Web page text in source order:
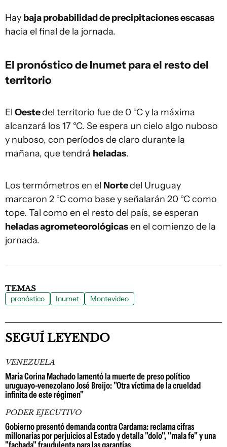
Hay baja probabilidad de precipitaciones escasas
hacia el final de la jornada.
El pronóstico de Inumet para el resto del
territorio
El Oestedel territorio fue de 0 °C y la máxima
alcanzará los 17 °C. Se espera un cielo algo nuboso
y nuboso, con períodos de claro durante la
mañana, que tendrá heladas.
Los termómetros en el Nortedel Uruguay
marcaron 2 °C como base y señalarán 20 °C como
tope. Tal como en el resto del país, se esperan
heladas agrometeorológicasen el comienzo de la
jornada.
TEMAS
pronóstico Inumet Montevideo
SEGUÍ LEYENDO
VENEZUELA
María Corina Machado lamentó la muerte de preso político
uruguayo-venezolano José Breijo: "Otra víctima de la crueldad
infinita de este régimen"
PODER EJECUTIVO
Gobierno presentó demanda contra Cardama: reclama cifras
millonarias por perjuicios al Estado y detalla "dolo", "mala fe" y una